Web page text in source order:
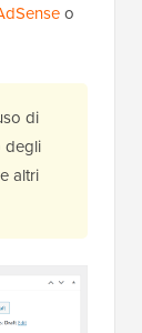
o
di
degli
altri